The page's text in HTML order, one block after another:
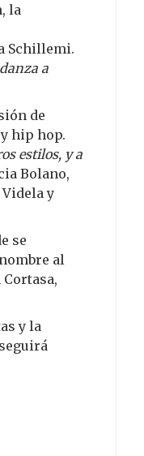
la
Schillemi.
a
de
hip hop.
estilos, y a
Bolano,
y
se
al
y la